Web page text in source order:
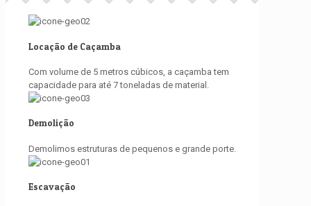
Locação de Caçamba
Com volume de 5 metros cúbicos, a caçamba tem
capacidade para até 7 toneladas de material.
Demolição
Demolimos estruturas de pequenos e grande porte.
Escavação